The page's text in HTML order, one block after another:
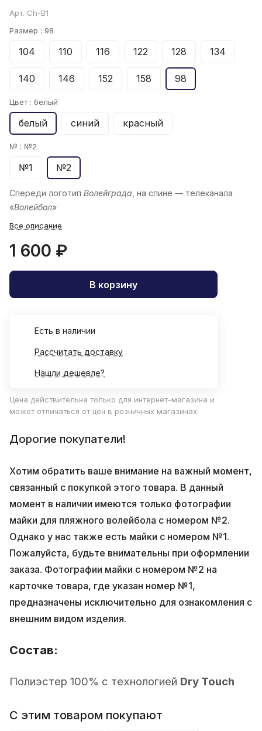
Арт. Ch-B1
Размер : 98
104 110 116 122 128 134
140 146 152 158 98
Цвет : белый
белый синий красный
№ : №2
№1 №2
Спереди логотип Волейграда, на спине — телеканала
«Волейбол»
Все описание
1 600 ₽
В корзину
Есть в наличии
Рассчитать доставку
Нашли дешевле?
Цена действительна только для интернет-магазина и
может отличаться от цен в розничных магазинах
Дорогие покупатели!
Хотим обратить ваше внимание на важный момент,
связанный с покупкой этого товара. В данный
момент в наличии имеются только фотографии
майки для пляжного волейбола с номером №2.
Однако у нас также есть майки с номером №1.
Пожалуйста, будьте внимательны при оформлении
заказа. Фотографии майки с номером №2 на
карточке товара, где указан номер №1,
предназначены исключительно для ознакомления с
внешним видом изделия.
Состав:
Полиэстер 100% с технологией Dry Touch
С этим товаром покупают